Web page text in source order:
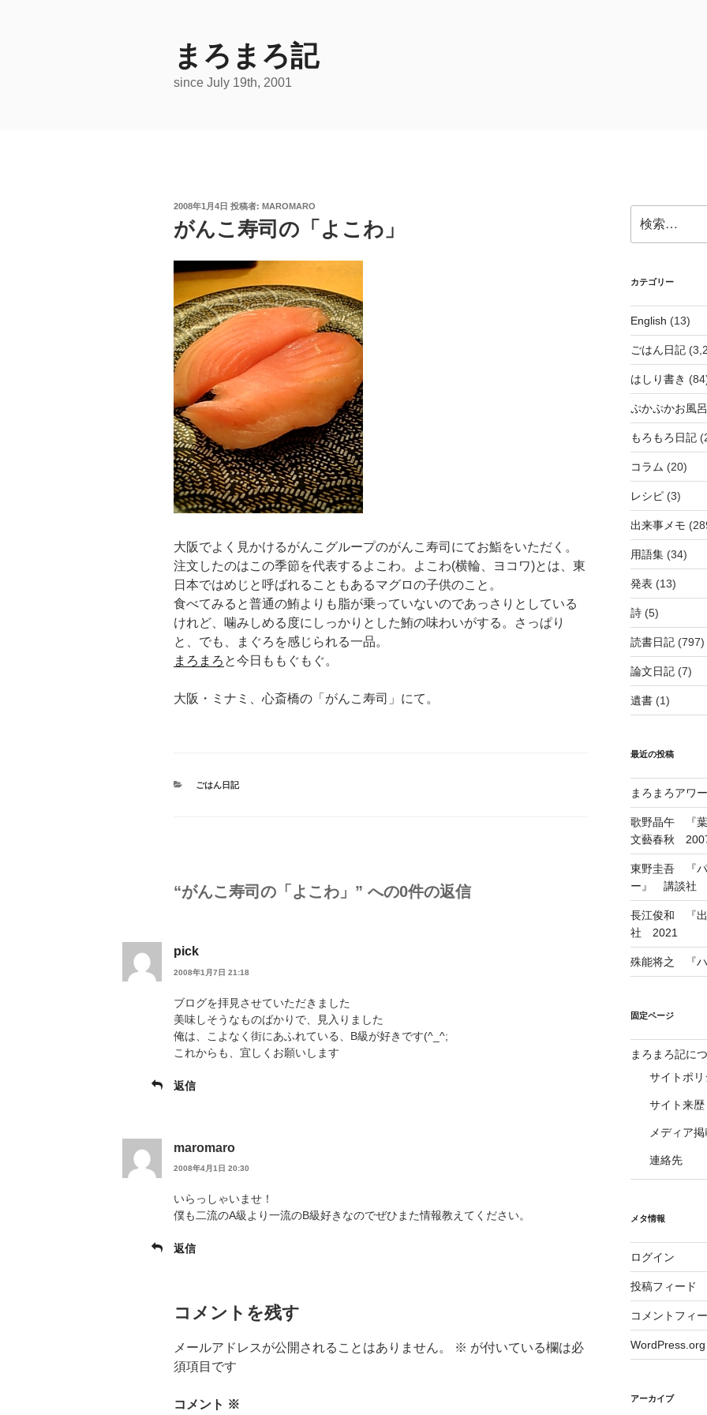
まろまろ記
since July 19th, 2001
投
日:
2008年1月4日 投稿者: MAROMARO
がんこ寿司の「よこわ」
大阪でよく見かけるがんこグループのがんこ寿司にてお鮨をいただく。
注文したのはこの季節を代表するよこわ。よこわ(横輪、ヨコワ)とは、東
日本ではめじと呼ばれることもあるマグロの子供のこと。
食べてみると普通の鮪よりも脂が乗っていないのであっさりとしている
けれど、噛みしめる度にしっかりとした鮪の味わいがする。さっぱり
と、でも、まぐろを感じられる一品。
まろまろ と今日ももぐもぐ。
大阪・ミナミ、心斎橋の「がんこ寿司」にて。
カ
ごはん日記
“がんこ寿司の「よこわ」” への0件の返信
pick
2008年1月7日 21:18
ブログを拝見させていただきました
美味しそうなものばかりで、見入りました
俺は、こよなく街にあふれている、B級が好きです(^_^;
これからも、宜しくお願いします
返信
maromaro
2008年4月1日 20:30
いらっしゃいませ！
僕も二流のA級より一流のB級好きなのでぜひまた情報教えてください。
返信
コメントを残す
メールアドレスが公開されることはありません。 ※ が付いている欄は必
須項目です
コメント ※
索:
カテゴリー
English (13)
ごはん日記
はしり書き
ぷかぷかお風
もろもろ日記
コラム (20)
レシピ(3)
出来事メモ
用語集(34)
発表 (13)
詩(5)
読書日記(797)
論文日記(7)
遺書(1)
最近の投稿
まろまろアワ
歌野晶午 『
文藝春秋
東野圭吾 『パ
ー』 講談社
長江俊和 『
社 2021
殊能将之 『
固定ページ
まろまろ記に
サイトポリ
サイト来歴
メディア
連絡先
メタ情報
ログイン
投稿フィード
コメントフィ
WordPress.org
アーカイブ